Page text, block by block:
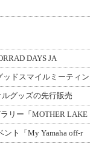
DAYS JA
ッドスマイルミーティン
ルグッズの先行販売
リー「MOTHER LAKE
ント「My Yamaha off-r